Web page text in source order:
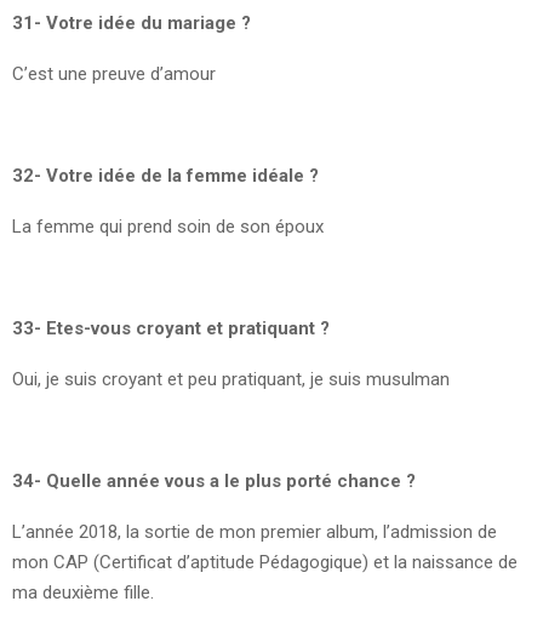
31- Votre idée du mariage ?
C’est une preuve d’amour
32- Votre idée de la femme idéale ?
La femme qui prend soin de son époux
33- Etes-vous croyant et pratiquant ?
Oui, je suis croyant et peu pratiquant, je suis musulman
34- Quelle année vous a le plus porté chance ?
L’année 2018, la sortie de mon premier album, l’admission de
mon CAP (Certificat d’aptitude Pédagogique) et la naissance de
ma deuxième fille.